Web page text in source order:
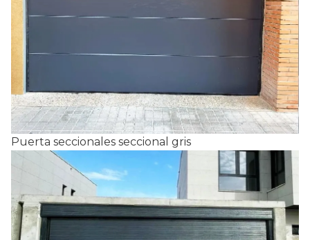
Puerta seccionales seccional gris